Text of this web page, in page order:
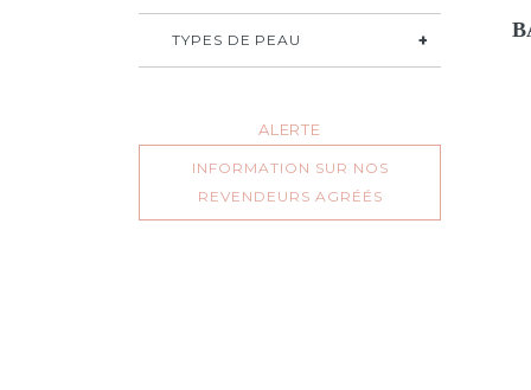
TYPES DE PEAU
ALERTE
INFORMATION SUR NOS
REVENDEURS AGRÉÉS